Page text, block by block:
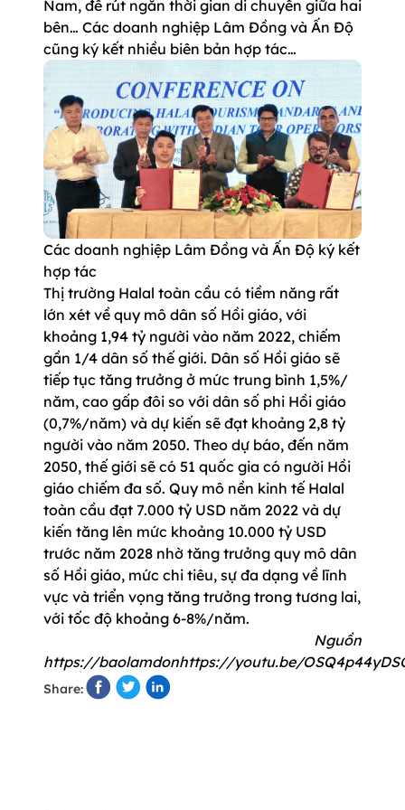
Nam, để rút ngắn thời gian di chuyển giữa hai
bên… Các doanh nghiệp Lâm Đồng và Ấn Độ
cũng ký kết nhiều biên bản hợp tác…
Các doanh nghiệp Lâm Đồng và Ấn Độ ký kết
hợp tác
Thị trường Halal toàn cầu có tiềm năng rất
lớn xét về quy mô dân số Hồi giáo, với
khoảng 1,94 tỷ người vào năm 2022, chiếm
gần 1/4 dân số thế giới. Dân số Hồi giáo sẽ
tiếp tục tăng trưởng ở mức trung bình 1,5%/
năm, cao gấp đôi so với dân số phi Hồi giáo
(0,7%/năm) và dự kiến sẽ đạt khoảng 2,8 tỷ
người vào năm 2050. Theo dự báo, đến năm
2050, thế giới sẽ có 51 quốc gia có người Hồi
giáo chiếm đa số. Quy mô nền kinh tế Halal
toàn cầu đạt 7.000 tỷ USD năm 2022 và dự
kiến tăng lên mức khoảng 10.000 tỷ USD
trước năm 2028 nhờ tăng trưởng quy mô dân
số Hồi giáo, mức chi tiêu, sự đa dạng về lĩnh
vực và triển vọng tăng trưởng trong tương lai,
với tốc độ khoảng 6-8%/năm.
Nguồn
https://baolamdonhttps://youtu.be/
Share: